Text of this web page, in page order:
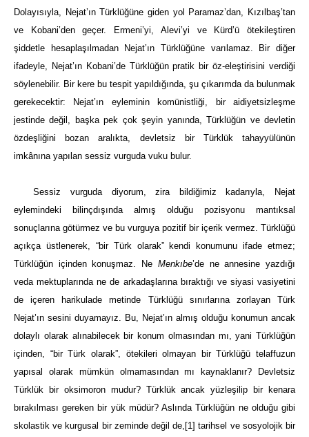
Dolayısıyla, Nejat’ın Türklüğüne giden yol Paramaz’dan, Kızılbaş’tan
ve Kobani’den geçer. Ermeni’yi, Alevi’yi ve Kürd’ü ötekileştiren
şiddetle hesaplaşılmadan Nejat’ın Türklüğüne varılamaz. Bir diğer
ifadeyle, Nejat’ın Kobani’de Türklüğün pratik bir öz-eleştirisini verdiği
söylenebilir. Bir kere bu tespit yapıldığında, şu çıkarımda da bulunmak
gerekecektir: Nejat’ın eyleminin komünistliği, bir aidiyetsizleşme
jestinde değil, başka pek çok şeyin yanında, Türklüğün ve devletin
özdeşliğini bozan aralıkta, devletsiz bir Türklük tahayyülünün
imkânına yapılan sessiz vurguda vuku bulur.
Sessiz vurguda diyorum, zira bildiğimiz kadarıyla, Nejat
eylemindeki bilinçdışında almış olduğu pozisyonu mantıksal
sonuçlarına götürmez ve bu vurguya pozitif bir içerik vermez. Türklüğü
açıkça üstlenerek, “bir Türk olarak” kendi konumunu ifade etmez;
Türklüğün içinden konuşmaz. Ne Menkıbe’de ne annesine yazdığı
veda mektuplarında ne de arkadaşlarına bıraktığı ve siyasi vasiyetini
de içeren harikulade metinde Türklüğü sınırlarına zorlayan Türk
Nejat’ın sesini duyamayız. Bu, Nejat’ın almış olduğu konumun ancak
dolaylı olarak alınabilecek bir konum olmasından mı, yani Türklüğün
içinden, “bir Türk olarak”, ötekileri olmayan bir Türklüğü telaffuzun
yapısal olarak mümkün olmamasından mı kaynaklanır? Devletsiz
Türklük bir oksimoron mudur? Türklük ancak yüzleşilip bir kenara
bırakılması gereken bir yük müdür? Aslında Türklüğün ne olduğu gibi
skolastik ve kurgusal bir zeminde değil de, [1] tarihsel ve sosyolojik bir